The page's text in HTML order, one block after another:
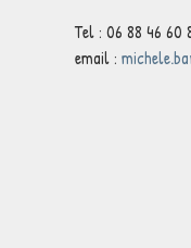
Tel : 06 88 46 60
email :